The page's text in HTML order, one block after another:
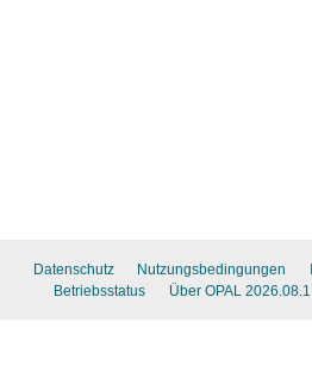
Datenschutz Nutzungsbedingungen
Betriebsstatus
Über OPAL 2026.08.1